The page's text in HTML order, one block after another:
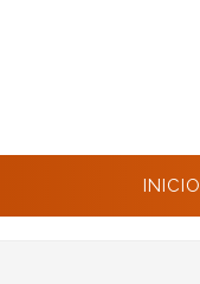
INICIO